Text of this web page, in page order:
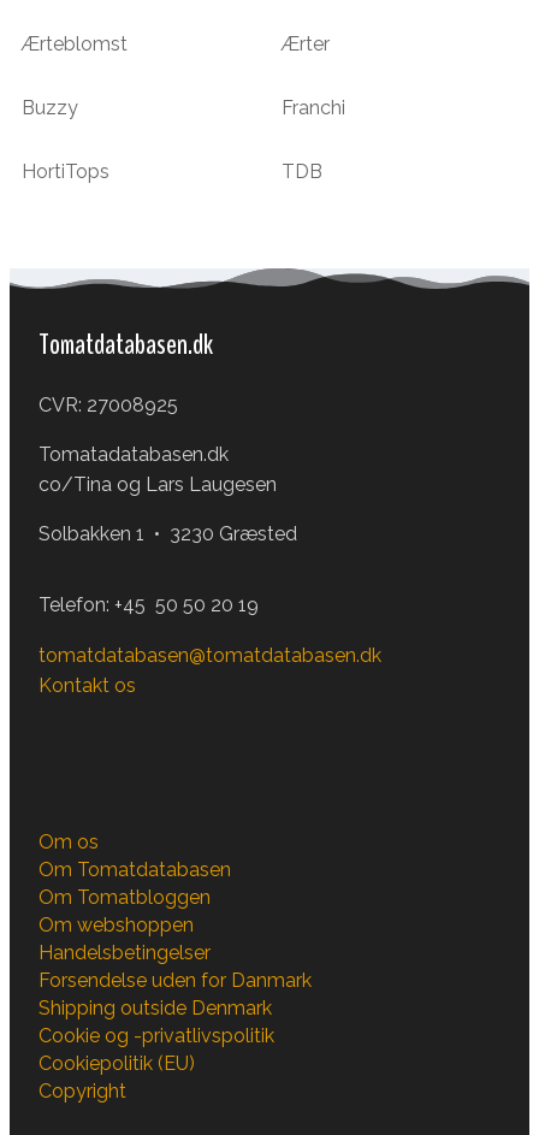
Ærteblomst Ærter
Buzzy Franchi
HortiTops TDB
Tomatdatabasen.dk
CVR: 27008925
Tomatadatabasen.dk
co/Tina og Lars Laugesen
Solbakken 1 • 3230 Græsted
Telefon: +45 50 50 20 19
tomatdatabasen@tomatdatabasen.dk
Kontakt os
Om os
Om Tomatdatabasen
Om Tomatbloggen
Om webshoppen
Handelsbetingelser
Forsendelse uden for Danmark
Shipping outside Denmark
Cookie og -privatlivspolitik
Cookiepolitik (EU)
Copyright